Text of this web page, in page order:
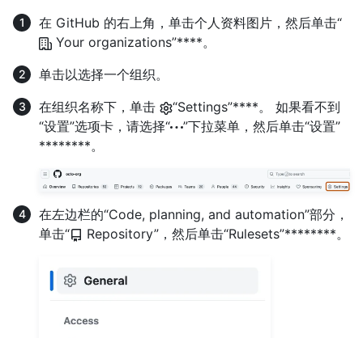
在 GitHub 的右上角，单击个人资料图片，然后单击“
Your organizations”****。
单击以选择一个组织。
在组织名称下，单击
“Settings”****。 如果看不到
“设置”选项卡，请选择“
”下拉菜单，然后单击“设置”
********。
在左边栏的“Code, planning, and automation”部分，
单击“
Repository”，然后单击“Rulesets”********。